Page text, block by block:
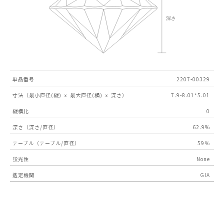
単品番号 2207-00329
寸法（最小直径(縦) ｘ 最大直径(横) ｘ 深さ） 7.9-8.01*5.01
縦横比 0
深さ（深さ/直径） 62.9%
テーブル（テーブル/直径） 59％
蛍光性 None
鑑定機関 GIA